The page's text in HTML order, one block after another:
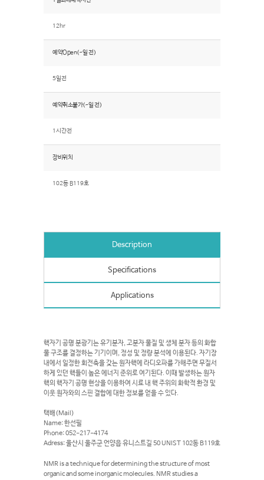
12hr
예약Open(~일 전)
5일전
예약취소불가(~일 전)
1시간전
장비위치
102동 B119호
Description
Specifications
Applications
핵자기 공명 분광기는 유기분자, 고분자 물질 및 생체 분자 등의 화합
물 구조를 결정하는 기기이며, 정성 및 정량 분석에 이용된다. 자기장
내에서 일정한 회전축을 갖는 원자핵에 라디오파를 가해주면 무질서
하게 있던 핵들이 높은 에너지 준위로 여기된다. 이때 발생하는 원자
핵의 핵자기 공명 현상을 이용하여 시료 내 핵 주위의 화학적 환경 및
이웃 원자와의 스핀 결합에 대한 정보를 얻을 수 있다.
택배(Mail)
Name: 한선필
Phone: 052-217-4174
Adress: 울산시 울주군 언양읍 유니스트길 50 UNIST 102동 B119호
NMR is a technique for determining the structure of most
organic and some inorganic molecules. NMR studies a